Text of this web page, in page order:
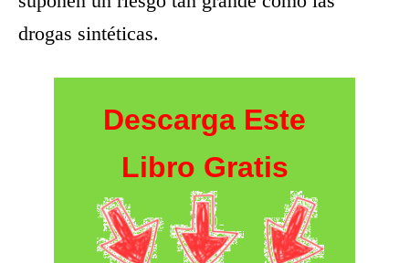
drogas sintéticas.
Descarga Este
Libro Gratis